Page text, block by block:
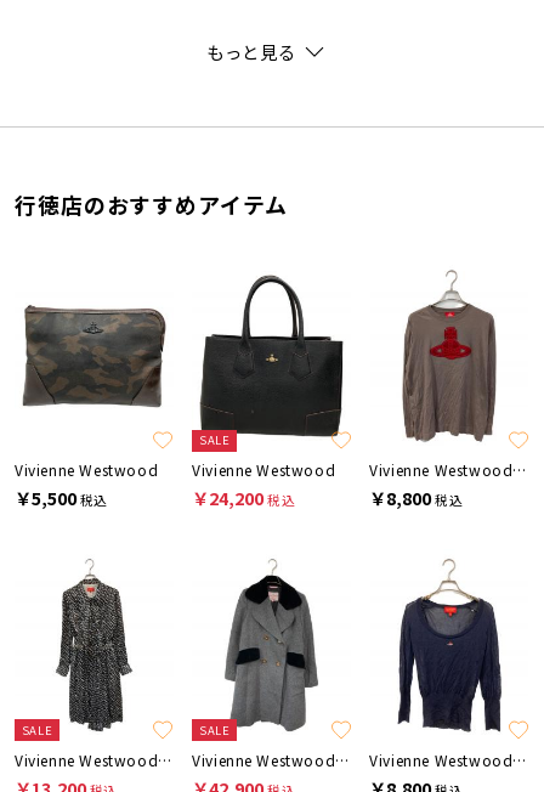
もっと見る
行徳店のおすすめアイテム
Vivienne Westwood
￥5,500税込
SALE
Vivienne Westwood
￥24,200税込
Vivienne Westwood RED LABEL
￥8,800税込
SALE
Vivienne Westwood RED LABEL
SALE
Vivienne Westwood RED LABEL Vivienne Westwood RED LABEL